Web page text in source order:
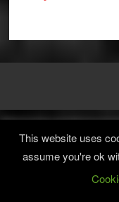
This website uses
assume you're ok